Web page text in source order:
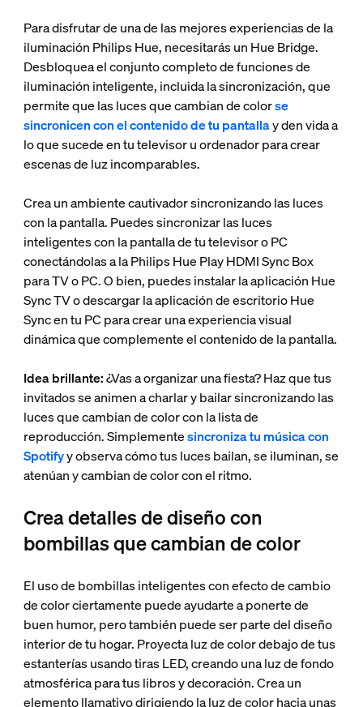
Para disfrutar de una de las mejores experiencias de la
iluminación Philips Hue, necesitarás un Hue Bridge.
Desbloquea el conjunto completo de funciones de
iluminación inteligente, incluida la sincronización, que
permite que las luces que cambian de colorse
sincronicen con el contenido de tu pantallay den vida a
lo que sucede en tu televisor u ordenador para crear
escenas de luz incomparables.
Crea un ambiente cautivador sincronizando las luces
con la pantalla. Puedes sincronizar las luces
inteligentes con la pantalla de tu televisor o PC
conectándolas a la Philips Hue Play HDMI Sync Box
para TV o PC. O bien, puedes instalar la aplicación Hue
Sync TV o descargar la aplicación de escritorio Hue
Sync en tu PC para crear una experiencia visual
dinámica que complemente el contenido de la pantalla.
Idea brillante:¿Vas a organizar una fiesta? Haz que tus
invitados se animen a charlar y bailar sincronizando las
luces que cambian de color con la lista de
reproducción. Simplementesincroniza tu música con
Spotifyy observa cómo tus luces bailan, se iluminan, se
atenúan y cambian de color con el ritmo.
Crea detalles de diseño con
bombillas que cambian de color
El uso de bombillas inteligentes con efecto de cambio
de color ciertamente puede ayudarte a ponerte de
buen humor, pero también puede ser parte del diseño
interior de tu hogar. Proyecta luz de color debajo de tus
estanterías usando tiras LED, creando una luz de fondo
atmosférica para tus libros y decoración. Crea un
elemento llamativo dirigiendo la luz de color hacia unas